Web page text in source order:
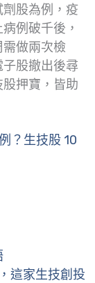
股為例，疫
例破千後，
做兩次檢
股撤出後尋
押寶，皆助
？生技股 10
這家生技創投